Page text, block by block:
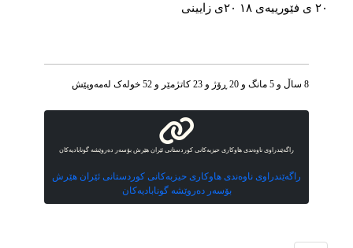
٢٠ ی فێورییەی ٢٠ ١٨ی زایینی
8 ساڵ و 5 مانگ و 20 ڕۆژ و 23 کاتژمێر و 52 خوله‌ک له‌مه‌وپێش‌
راگەێندراوی ناوەندی هاوکاری حیزبەکانی کوردستانی ئێران هێرش بۆسەر دەروێشە گونابادیەکان
راگەێندراوی ناوەندی هاوکاری حیزبەکانی کوردستانی ئێران هێرش
بۆسەر دەروێشە گونابادیەکان